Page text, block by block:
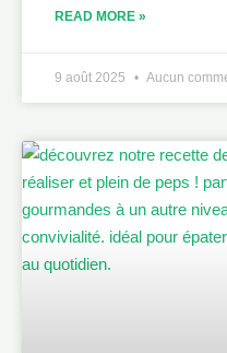
READ MORE »
9 août 2025 Aucun